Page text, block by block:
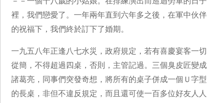
裡，我們戀愛了。一年兩年直到六年多之後，在軍中伙伴
的祝福下，我們終於訂下了婚期。
一九五八年正逢八七水災，政府規定，若有喜慶宴客一切
從簡，不得超過四桌，否則，主管記過。三個臭皮匠變成
諸葛亮，同事們突發奇想，將所有的桌子併成一個Ｕ字型
的長桌，非但不違反規定，而且還可使一百多位好友人人